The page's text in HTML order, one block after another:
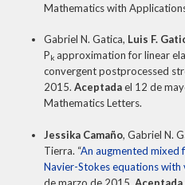
Mathematics with
Gabriel N. Gatica, Luis F.
Pk approximation for linear
convergent postprocessed
2015. Aceptadael 12 de
Mathematics Letters.
Jessika Camaño, Gabriel N.
Tierra. “An augmented mixed
Navier-Stokes equations with
de marzo de 2015. Aceptada